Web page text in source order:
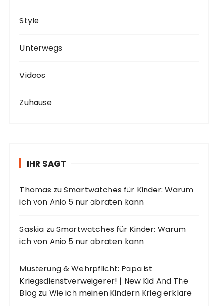
Style
Unterwegs
Videos
Zuhause
IHR SAGT
Thomas zuSmartwatches für Kinder: Warum
ich von Anio 5 nur abraten kann
Saskia zuSmartwatches für Kinder: Warum
ich von Anio 5 nur abraten kann
Musterung & Wehrpflicht: Papa ist
Kriegsdienstverweigerer! | New Kid And The
Blog zu Wie ich meinen Kindern Krieg erkläre